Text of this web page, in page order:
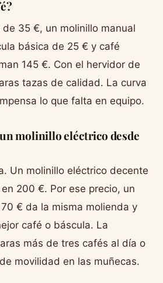
de 35 €, un molinillo manual
básica de 25 € y café
145 €. Con el hervidor de
tazas de calidad. La curva
lo que falta en equipo.
molinillo eléctrico desde
Un molinillo eléctrico decente
200 €. Por ese precio, un
€ da la misma molienda y
café o báscula. La
más de tres cafés al día o
movilidad en las muñecas.